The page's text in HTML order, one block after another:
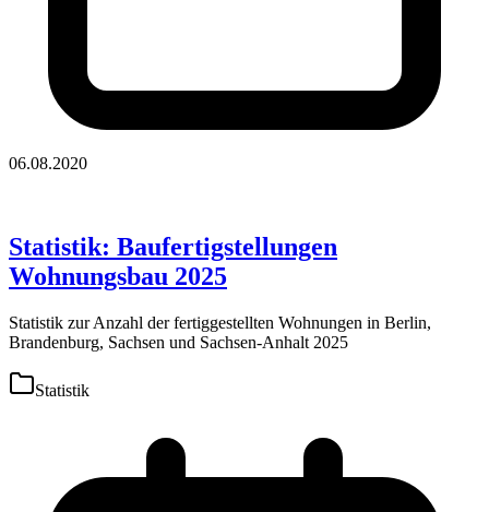
06.08.2020
Statistik: Baufertigstellungen
Wohnungsbau 2025
Statistik zur Anzahl der fertiggestellten Wohnungen in Berlin,
Brandenburg, Sachsen und Sachsen-Anhalt 2025
Statistik